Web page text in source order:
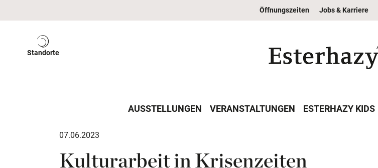
Öffnungszeiten Jobs & Karriere
Standorteein-/ausblenden
AUSSTELLUNGEN VERANSTALTUNGEN ESTERHAZY KIDS
07.06.2023
Kulturarbeit in Krisenzeiten